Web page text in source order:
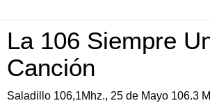
La 106 Siempre
Canción
Saladillo 106,1Mhz., 25 de Mayo 106.3